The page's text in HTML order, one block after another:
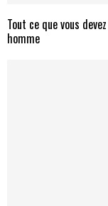
Tout ce que vous
homme